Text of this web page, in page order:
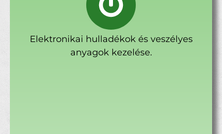
Elektronikai hulladékok és veszélyes
anyagok kezelése.